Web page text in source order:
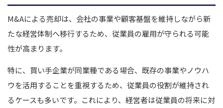
M&Aによる売却は、会社の事業や顧客基盤を維持しながら新
たな経営体制へ移行するため、従業員の雇用が守られる可能
性が高まります。
特に、買い手企業が同業種である場合、既存の事業やノウハ
ウを活用することを重視するため、従業員の役割が維持され
るケースも多いです。これにより、経営者は従業員の将来に対